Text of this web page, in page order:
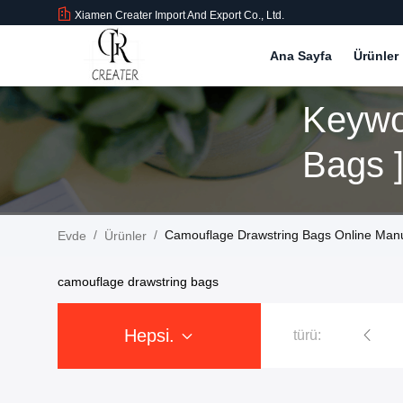
Xiamen Creater Import And Export Co., Ltd.
Ana Sayfa Ürünler
Bags
Evde / Ürünler / Camouflage Drawstring Bags Online
camouflage drawstring bags
Hepsi. türü:
Padel Raket çantası